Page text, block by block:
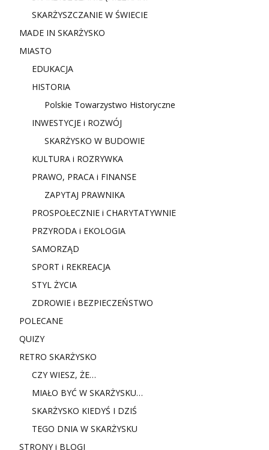
SKARŻYSZCZANIE W ŚWIECIE
MADE IN SKARŻYSKO
MIASTO
EDUKACJA
HISTORIA
Polskie Towarzystwo Historyczne
INWESTYCJE i ROZWÓJ
SKARŻYSKO W BUDOWIE
KULTURA i ROZRYWKA
PRAWO, PRACA i FINANSE
ZAPYTAJ PRAWNIKA
PROSPOŁECZNIE i CHARYTATYWNIE
PRZYRODA i EKOLOGIA
SAMORZĄD
SPORT i REKREACJA
STYL ŻYCIA
ZDROWIE i BEZPIECZEŃSTWO
POLECANE
QUIZY
RETRO SKARŻYSKO
CZY WIESZ, ŻE…
MIAŁO BYĆ W SKARŻYSKU…
SKARŻYSKO KIEDYŚ I DZIŚ
TEGO DNIA W SKARŻYSKU
STRONY i BLOGI